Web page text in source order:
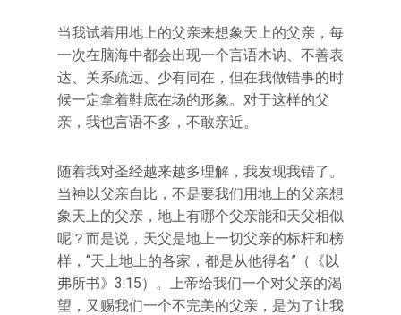
当我试着用地上的父亲来想象天上的父亲，每
一次在脑海中都会出现一个言语木讷、不善表
达、关系疏远、少有同在，但在我做错事的时
候一定拿着鞋底在场的形象。对于这样的父
亲，我也言语不多，不敢亲近。
随着我对圣经越来越多理解，我发现我错了。
当神以父亲自比，不是要我们用地上的父亲想
象天上的父亲，地上有哪个父亲能和天父相似
呢？而是说，天父是地上一切父亲的标杆和榜
样，“天上地上的各家，都是从他得名”（《以
弗所书》3:15）。上帝给我们一个对父亲的渴
望，又赐我们一个不完美的父亲，是为了让我